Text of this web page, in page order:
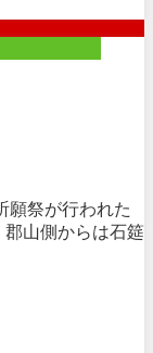
願祭が行われた
山側からは石筵